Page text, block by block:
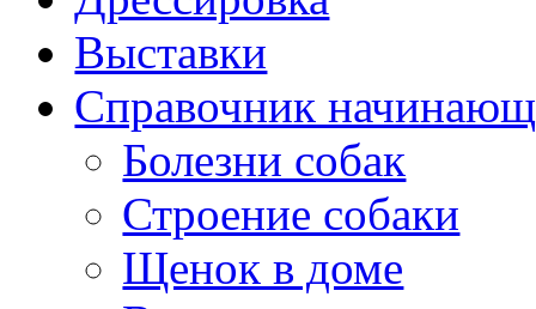
Выставки
Справочник
Болезни собак
Строение собаки
Щенок в доме